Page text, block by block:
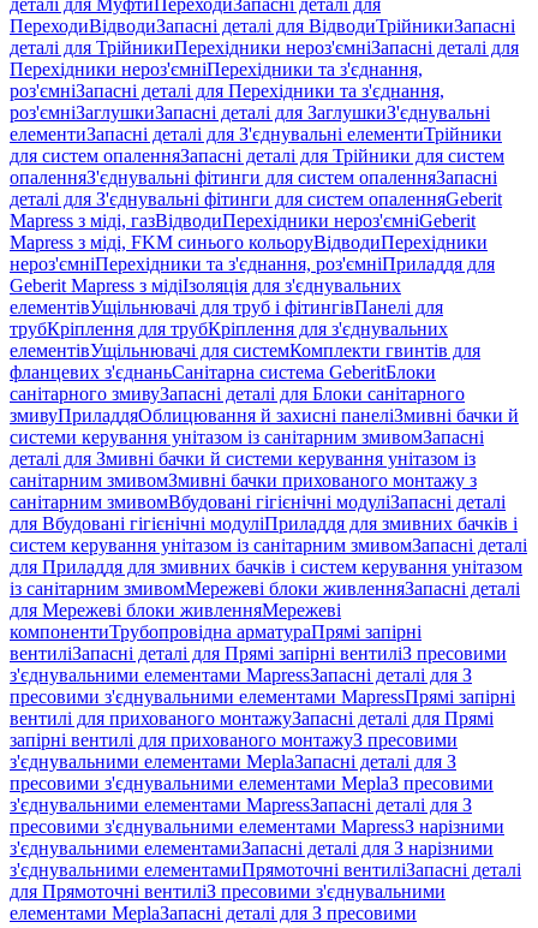
деталі для МуфтиПереходиЗапасні деталі для
ПереходиВідводиЗапасні деталі для ВідводиТрійникиЗапасні
деталі для ТрійникиПерехідники нероз'ємніЗапасні деталі для
Перехідники нероз'ємніПерехідники та з'єднання,
роз'ємніЗапасні деталі для Перехідники та з'єднання,
роз'ємніЗаглушкиЗапасні деталі для ЗаглушкиЗ'єднувальні
елементиЗапасні деталі для З'єднувальні елементиТрійники
для систем опаленняЗапасні деталі для Трійники для систем
опаленняЗ'єднувальні фітинги для систем опаленняЗапасні
деталі для З'єднувальні фітинги для систем опаленняGeberit
Mapress з міді, газВідводиПерехідники нероз'ємніGeberit
Mapress з міді, FKM синього кольоруВідводиПерехідники
нероз'ємніПерехідники та з'єднання, роз'ємніПриладдя для
Geberit Mapress з мідіІзоляція для з'єднувальних
елементівУщільнювачі для труб і фітингівПанелі для
трубКріплення для трубКріплення для з'єднувальних
елементівУщільнювачі для системКомплекти гвинтів для
фланцевих з'єднаньСанітарна система GeberitБлоки
санітарного змивуЗапасні деталі для Блоки санітарного
змивуПриладдяОблицювання й захисні панеліЗмивні бачки й
системи керування унітазом із санітарним змивомЗапасні
деталі для Змивні бачки й системи керування унітазом із
санітарним змивомЗмивні бачки прихованого монтажу з
санітарним змивомВбудовані гігієнічні модуліЗапасні деталі
для Вбудовані гігієнічні модуліПриладдя для змивних бачків і
систем керування унітазом із санітарним змивомЗапасні деталі
для Приладдя для змивних бачків і систем керування унітазом
із санітарним змивомМережеві блоки живленняЗапасні деталі
для Мережеві блоки живленняМережеві
компонентиТрубопровідна арматураПрямі запірні
вентиліЗапасні деталі для Прямі запірні вентиліЗ пресовими
з'єднувальними елементами MapressЗапасні деталі для З
пресовими з'єднувальними елементами MapressПрямі запірні
вентилі для прихованого монтажуЗапасні деталі для Прямі
запірні вентилі для прихованого монтажуЗ пресовими
з'єднувальними елементами MeplaЗапасні деталі для З
пресовими з'єднувальними елементами MeplaЗ пресовими
з'єднувальними елементами MapressЗапасні деталі для З
пресовими з'єднувальними елементами MapressЗ нарізними
з'єднувальними елементамиЗапасні деталі для З нарізними
з'єднувальними елементамиПрямоточні вентиліЗапасні деталі
для Прямоточні вентиліЗ пресовими з'єднувальними
елементами MeplaЗапасні деталі для З пресовими